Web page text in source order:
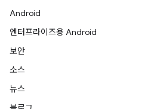
Android
엔터프라이즈용 Android
보안
소스
뉴스